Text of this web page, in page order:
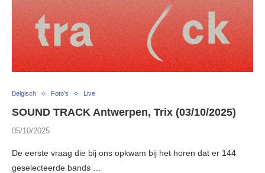
Belgisch Foto's Live
SOUND TRACK Antwerpen, Trix (03/10/2025)
05/10/2025
De eerste vraag die bij ons opkwam bij het horen dat er 144
geselecteerde bands …